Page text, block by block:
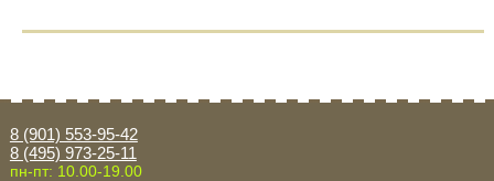
8 (901) 553-95-42
8 (495) 973-25-11
пн-пт: 10.00-19.00